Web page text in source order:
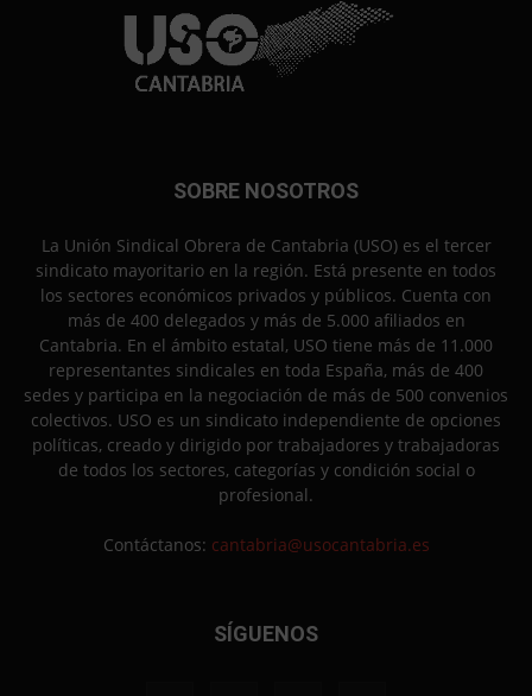
SOBRE NOSOTROS
La Unión Sindical Obrera de Cantabria (USO) es el tercer
sindicato mayoritario en la región. Está presente en todos
los sectores económicos privados y públicos. Cuenta con
más de 400 delegados y más de 5.000 afiliados en
Cantabria. En el ámbito estatal, USO tiene más de 11.000
representantes sindicales en toda España, más de 400
sedes y participa en la negociación de más de 500 convenios
colectivos. USO es un sindicato independiente de opciones
políticas, creado y dirigido por trabajadores y trabajadoras
de todos los sectores, categorías y condición social o
profesional.
Contáctanos: cantabria@usocantabria.es
SÍGUENOS